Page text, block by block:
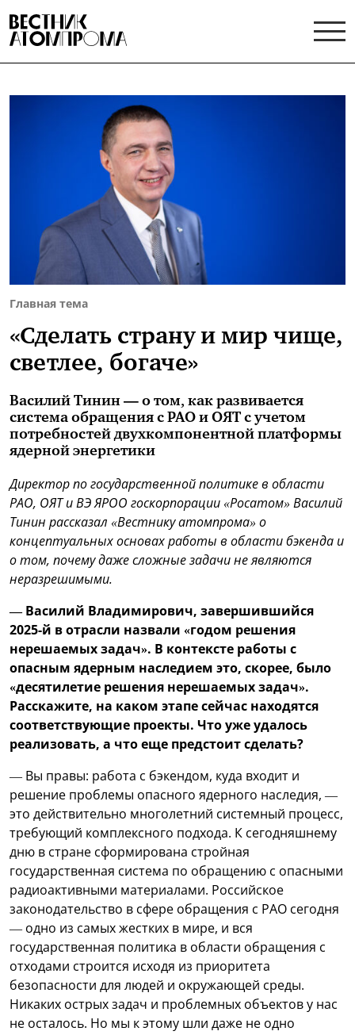
Главная тема
«Сделать страну и мир чище,
светлее, богаче»
Василий Тинин — о том, как развивается
система обращения с РАО и ОЯТ с учетом
потребностей двухкомпонентной платформы
ядерной энергетики
Директор по государственной политике в области
РАО, ОЯТ и ВЭ ЯРОО госкорпорации «Росатом» Василий
Тинин рассказал «Вестнику атомпрома» о
концептуальных основах работы в области бэкенда и
о том, почему даже сложные задачи не являются
неразрешимыми.
— Василий Владимирович, завершившийся
2025-й в отрасли назвали «годом решения
нерешаемых задач». В контексте работы с
опасным ядерным наследием это, скорее, было
«десятилетие решения нерешаемых задач».
Расскажите, на каком этапе сейчас находятся
соответствующие проекты. Что уже удалось
реализовать, а что еще предстоит сделать?
— Вы правы: работа с бэкендом, куда входит и
решение проблемы опасного ядерного наследия, —
это действительно многолетний системный процесс,
требующий комплексного подхода. К сегодняшнему
дню в стране сформирована стройная
государственная система по обращению с опасными
радиоактивными материалами. Российское
законодательство в сфере обращения с РАО сегодня
— одно из самых жестких в мире, и вся
государственная политика в области обращения с
отходами строится исходя из приоритета
безопасности для людей и окружающей среды.
Никаких острых задач и проблемных объектов у нас
не осталось. Но мы к этому шли даже не одно